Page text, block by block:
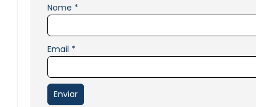
Nome *
Email *